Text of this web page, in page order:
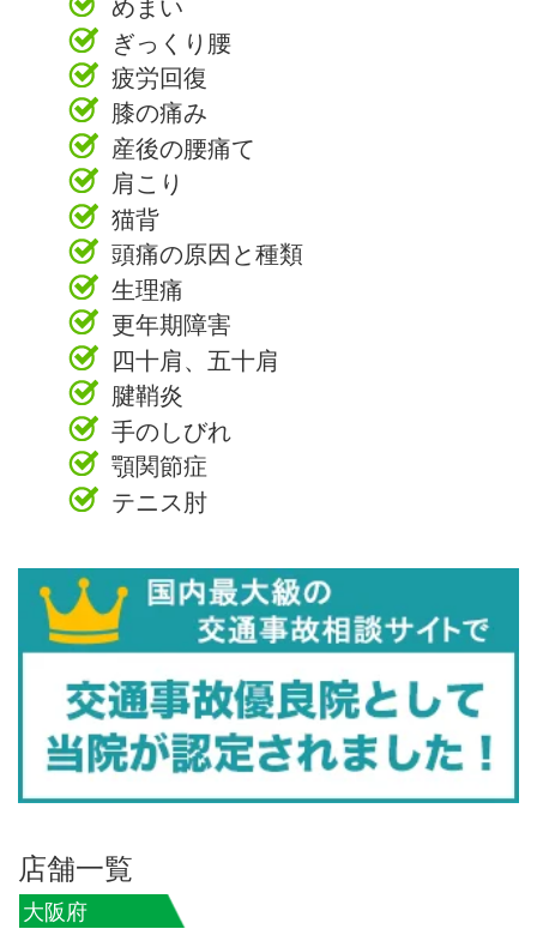
ぎっくり腰
疲労回復
膝の痛み
産後の腰痛て
肩こり
猫背
頭痛の原因と種類
生理痛
更年期障害
四十肩、五十肩
腱鞘炎
手のしびれ
顎関節症
テニス肘
店舗一覧
大阪府